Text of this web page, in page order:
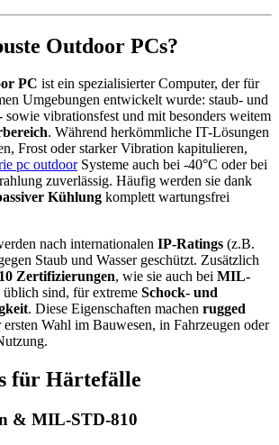
Outdoor PCs?
PC ist ein spezialisierter Computer, der für
Umgebungen entwickelt wurde: staub- und
sowie vibrationsfest und mit besonders weitem
. Während herkömmliche IT-Lösungen
Frost oder starker Vibration kapitulieren,
pc outdoorSysteme auch bei -40°C oder bei
zuverlässig. Häufig werden sie dank
Kühlung komplett wartungsfrei
nach internationalen IP-Ratings (z.B.
Staub und Wasser geschützt. Zusätzlich
Zertifizierungen, wie sie auch bei MIL-
üblich sind, für extreme Schock- und
. Diese Eigenschaften machen rugged
ersten Wahl im Bauwesen, in Fahrzeugen oder
für Härtefälle
& MIL-STD-810